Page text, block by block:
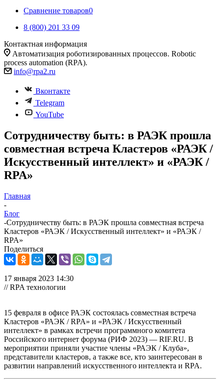
Сравнение товаров0
8 (800) 201 33 09
Контактная информация
Автоматизация роботизированных процессов. Robotic
process automation (RPA).
info@rpa2.ru
Вконтакте
Telegram
YouTube
Сотрудничеству быть: в РАЭК прошла
совместная встреча Кластеров «РАЭК /
Искусственный интеллект» и «РАЭК /
RPA»
Главная
-
Блог
-Сотрудничеству быть: в РАЭК прошла совместная встреча
Кластеров «РАЭК / Искусственный интеллект» и «РАЭК /
RPA»
Поделиться
17 января 2023 14:30
// RPA технологии
15 февраля в офисе РАЭК состоялась совместная встреча
Кластеров «РАЭК / RPA» и «РАЭК / Искусственный
интеллект» в рамках встречи программного комитета
Российского интернет форума (РИФ 2023) — RIF.RU. В
мероприятии приняли участие члены «РАЭК / Клуба»,
представители кластеров, а также все, кто заинтересован в
развитии направлений искусственного интеллекта и RPA.